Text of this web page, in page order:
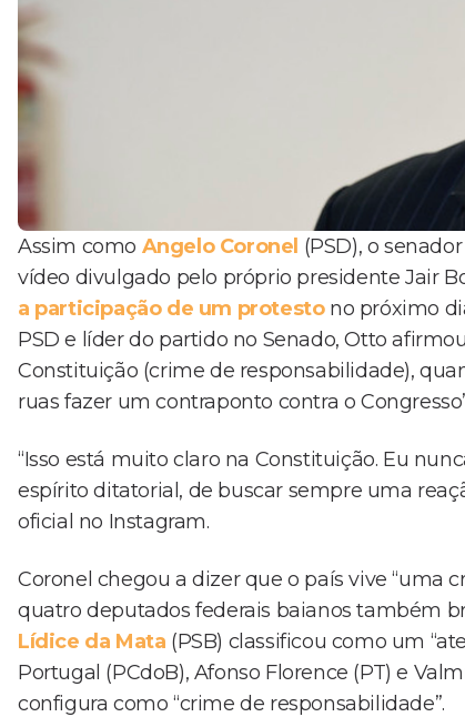
Assim como Angelo Coronel (PSD), o
vídeo divulgado pelo próprio presidente Jair
a participação de um protestono próximo
PSD e líder do partido no Senado, Otto
Constituição (crime de responsabilidade),
ruas fazer um contraponto contra o
“Isso está muito claro na Constituição. Eu
espírito ditatorial, de buscar sempre uma
oficial no Instagram.
Coronel chegou a dizer que o país vive “uma
quatro deputados federais baianos também
Lídice da Mata (PSB) classificou como um
Portugal (PCdoB), Afonso Florence (PT) e
configura como “crime de responsabilidade”.